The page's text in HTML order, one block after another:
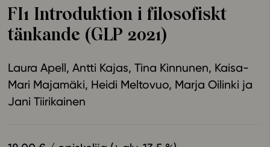
Ominaisuudet
Tapahtumakalenteri
Yhteisö
Suosittelut
Ohjekeskus
FI1 Introduktion i filosofiskt
tänkande (GLP 2021)
Laura Apell Antti Kajas Tina Kinnunen Kaisa-
Mari Majamäki Heidi Meltovuo Marja Oilinki
Jani Tiirikainen